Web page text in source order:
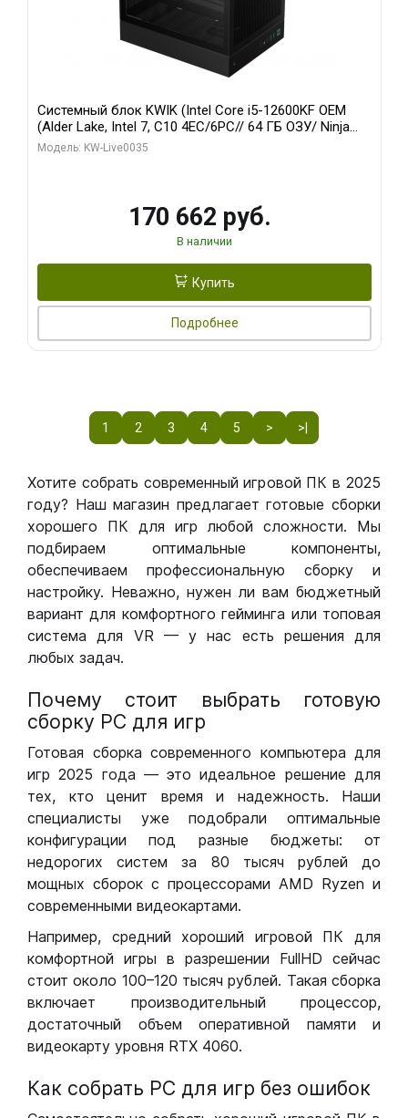
Системный блок KWIK (Intel Core i5-12600KF OEM
(Alder Lake, Intel 7, C10 4EC/6PC// 64 ГБ ОЗУ/ Ninja
Sinotex GTX1650 4GB 128bit GDDR6 DVI DP HDMI 2/
Модель: KW-Live0035
170 662 руб.
В наличии
Купить
Подробнее
1 2 3 4 5 > >|
Хотите собрать современный игровой ПК в 2025
году? Наш магазин предлагает готовые сборки
хорошего ПК для игр любой сложности. Мы
подбираем оптимальные компоненты,
обеспечиваем профессиональную сборку и
настройку. Неважно, нужен ли вам бюджетный
вариант для комфортного гейминга или топовая
система для VR — у нас есть решения для
любых задач.
Почему стоит выбрать готовую
сборку РС для игр
Готовая сборка современного компьютера для
игр 2025 года — это идеальное решение для
тех, кто ценит время и надежность. Наши
специалисты уже подобрали оптимальные
конфигурации под разные бюджеты: от
недорогих систем за 80 тысяч рублей до
мощных сборок с процессорами AMD Ryzen и
современными видеокартами.
Например, средний хороший игровой ПК для
комфортной игры в разрешении FullHD сейчас
стоит около 100–120 тысяч рублей. Такая сборка
включает производительный процессор,
достаточный объем оперативной памяти и
видеокарту уровня RTX 4060.
Как собрать РС для игр без ошибок